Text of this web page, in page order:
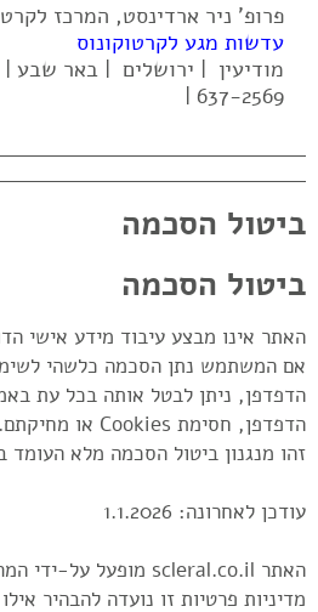
פרופ' ניר ארדינסט, המרכז
עדשות מגע לקרטוקונוס
637-2569 |
ביטול הסכמה
ביטול הסכמה
האתר אינו מבצע עיבוד מידע אישי
הדפדפן, ניתן לבטל אותה בכל עת
הדפדפן, חסימת Cookies או מחיקתם.
זהו מנגנון ביטול הסכמה מלא העומד
עודכן לאחרונה: 1.1.2026
האתר scleral.co.il מופעל על‑ידי המרכז לקרטוקונוס.
מדיניות פרטיות זו נועדה להבהיר